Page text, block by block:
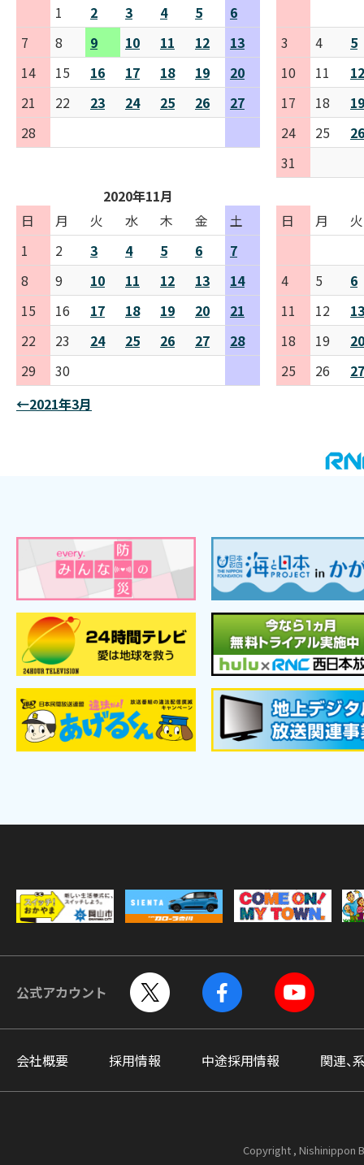
1
2 3 4 5
6
7
8 9 10 11 12
13
14
15 16 17 18 19
20
21
22 23 24 25 26
27
28
3 4
5
10
11
12
17
18
19
24
25
26
31
2020年11月
日
月 火 水 木 金
土
1
2 3 4 5 6
7
8
9 10 11 12 13
14
15
16 17 18 19 20
21
22
23 24 25 26 27
28
29
30
日
月 火
4 5
6
11
12
13
18
19
20
25
26
27
←2021年3月
公式アカウント
会社概要 採用情報 中途採用情報 関連、
Copyright , Nishinippon